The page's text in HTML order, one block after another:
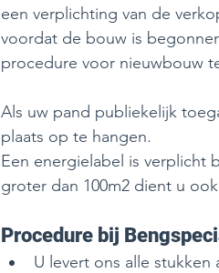
een verplichting van de
voordat de bouw is
procedure voor nieuwbouw
Als uw pand publiekelijk
plaats op te hangen.
Een energielabel is verplicht
groter dan 100m2 dient u
Procedure bij
U levert ons alle